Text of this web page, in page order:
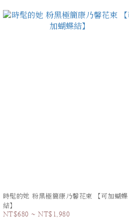
時髦的她 粉黑極簡康乃馨花束 【可加蝴蝶
結】
NT$680 ~ NT$1,980